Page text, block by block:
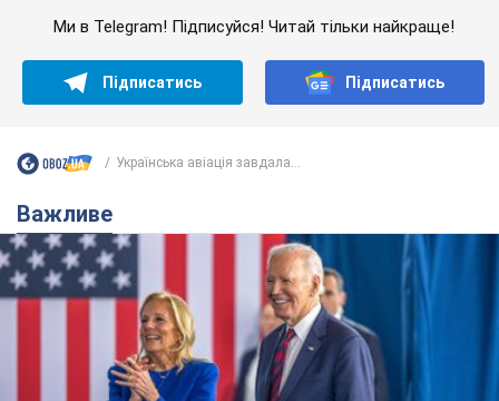
Ми в Telegram! Підписуйся! Читай тільки найкраще!
Підписатись Підписатись
Українська авіація завдала...
Важливе